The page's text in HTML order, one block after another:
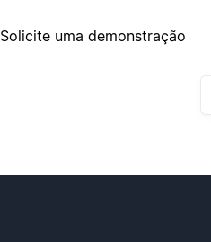
Solicite uma demonstração